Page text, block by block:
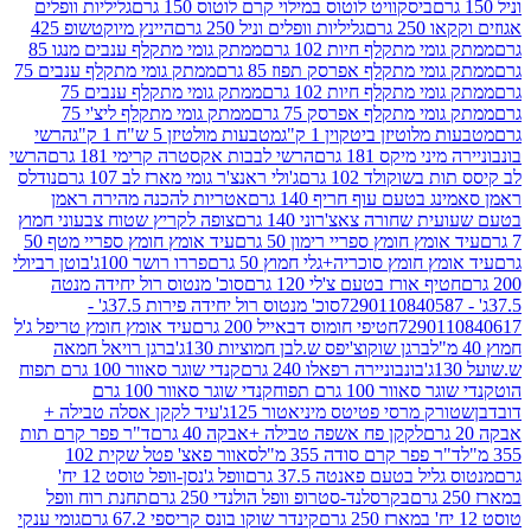
ביסקוויט לוטוס במילוי קרם לוטוס 150 גרם
גליליות וופלים
גרם
גליליות וופלים וניל 250 גרם
היינץ מיוקטשופ 425
מתקלף חיות 102 גרם
ממתק גומי מתקלף ענבים מנגו 85
מתקלף אפרסק תפוז 85 גרם
ממתק גומי מתקלף ענבים 75
מתקלף חיות 102 גרם
ממתק גומי מתקלף ענבים 75
מתקלף אפרסק 75 גרם
ממתק גומי מתקלף ליצ'י 75
ביטקוין 1 ק"ג
מטבעות מולטיזן 5 ש"ח 1 ק"ג
הרשי
מיקס 181 גרם
הרשי לבבות אקסטרה קרימי 181 גרם
הרשי
102 גרם
ג'ולי ראנצ'ר גומי מארז לב 107 גרם
נודלס
עוף חריף 140 גרם
אטריות להכנה מהירה ראמן
שחורה צאצ'רוני 140 גרם
צופה לקריץ שטוח צבעוני חמוץ
חומץ ספריי רימון 50 גרם
עיד אומץ חומץ ספריי מטף 50
חומץ סוכריה+גלי חמוץ 50 גרם
פררו רושר 100ג'
בוטן רביולי
אורז בטעם צ'לי 120 גרם
סוכ' מנטוס רול יחידה מנטה
סוכ' מנטוס רול יחידה פירות 37.5ג' -
חטיפי חומוס דבאייל 200 גרם
עיד אומץ חומץ טריפל ג'ל
ברגן שוקוצ'יפס ש.לבן חמוציות 130ג'
ברגן רויאל חמאה
בונבוניירה רפאלו 240 גרם
קנדי שוגר סאוור 100 גרם תפוח
100 גרם תפוח
קנדי שוגר סאוור 100 גרם
מרסי פטיטס מיניאטור 125ג'
עיד לקקן אסלה טבילה +
לקקן פח אשפה טבילה +אבקה 40 גרם
ד"ר פפר קרם תות
פפר קרם סודה 355 מ"ל
סאוור פאצ' פטל שקית 102
בטעם פאנטה 37.5 גרם
וופל ג'נסן-וופל טוסט 12 יח'
בקרסלנד-סטרופ וופל הולנדי 250 גרם
תחנת רוח וופל
קינדר שוקו בונס קריספי 67.2 גרם
גומי ענקי